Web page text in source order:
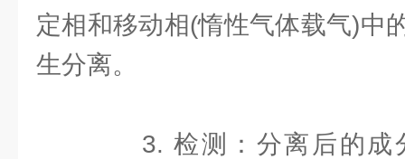
定相和移动相(惰性气体载气)中
生分离。
3. 检测：分离后的成